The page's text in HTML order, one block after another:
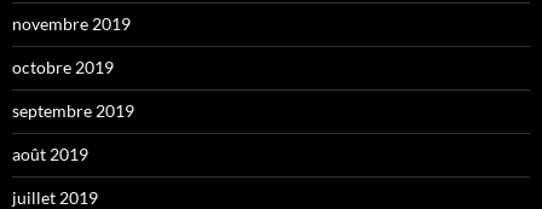
novembre 2019
octobre 2019
septembre 2019
août 2019
juillet 2019